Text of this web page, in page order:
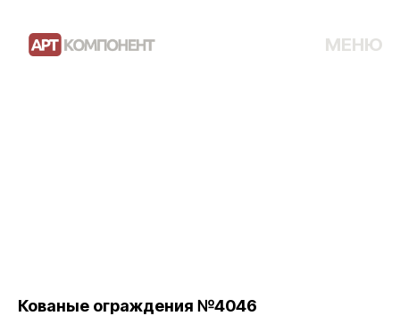
МЕНЮ
Кованые ограждения №4046